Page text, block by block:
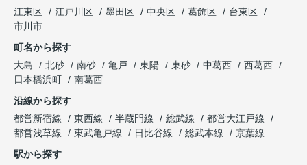
江東区
江戸川区 墨田区 中央区 葛飾区
台東区
市川市
町名から探す
大島
北砂 南砂 亀戸 東陽 東砂 中葛西
西葛西
日本橋浜町
南葛西
沿線から探す
都営新宿線
東西線 半蔵門線 総武線
都営大江戸線
都営浅草線
東武亀戸線 日比谷線 総武本線
京葉線
駅から探す